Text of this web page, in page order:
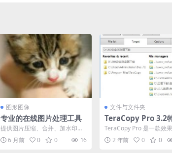
图形图像
专业的在线图片处理工具
提供图片压缩、合并、加水印、
模糊、编辑和切图功能，完全在
浏览器本地运行，快速、安...
6 月前 0 0 16
文件与文件夹
TeraCopy Pro 3.2
版-文件快速复制工
tilingual +
TeraCopy Pro 是一款效
文件快速复制工具，用途
跟Fast...
2 年前 0 0